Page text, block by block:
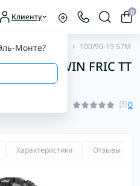
Клиенту
Монте?
0
для мотокросса 100/90-19 57M
WIN FRIC TT
0
Характеристики Отзывы